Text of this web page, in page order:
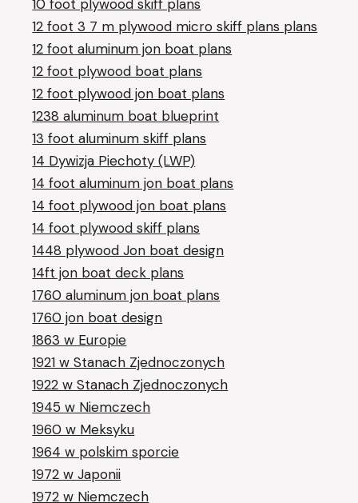
10 foot plywood skiff plans
12 foot 3 7 m plywood micro skiff plans plans
12 foot aluminum jon boat plans
12 foot plywood boat plans
12 foot plywood jon boat plans
1238 aluminum boat blueprint
13 foot aluminum skiff plans
14 Dywizja Piechoty (LWP)
14 foot aluminum jon boat plans
14 foot plywood jon boat plans
14 foot plywood skiff plans
1448 plywood Jon boat design
14ft jon boat deck plans
1760 aluminum jon boat plans
1760 jon boat design
1863 w Europie
1921 w Stanach Zjednoczonych
1922 w Stanach Zjednoczonych
1945 w Niemczech
1960 w Meksyku
1964 w polskim sporcie
1972 w Japonii
1972 w Niemczech